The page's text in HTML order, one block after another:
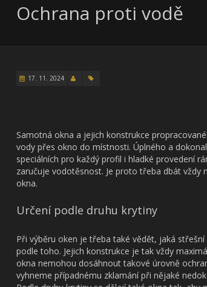
Ochrana proti vodě
17. 11. 2024
Samotná okna a jejich konstrukce
vody přes okno do místnosti. Úplného a
speciálních pro každý profil i hladké provedení
zaručuje vodotěsnost. Je proto třeba dbát vždy
okna.
Určení podle druhu krytiny
Při výběru oken je třeba také vědět, jaká
podle toho. Jejich konstrukce je tak vždy
okna nemohou dosáhnout takové úrovně
vyhneme případnému zklamání při nějaké